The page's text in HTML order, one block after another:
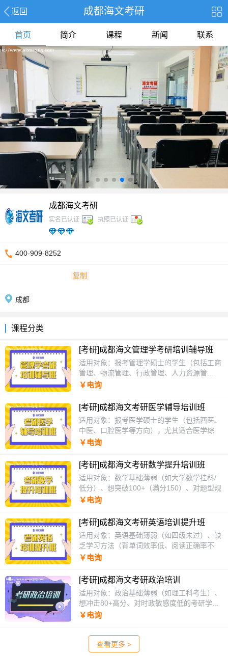
返回 成都海文考研
首页 简介 课程 新闻 联系
报名
成都海文考研
实名已认证 执照已认证
400-909-8252
复制
成都
课程分类
[考研]成都海文管理学考研培训辅导班
适用对象：报考管理学硕士的学生（包括工商
管理、物流管理、行政管理、人力资源管...
￥电询
[考研]成都海文考研医学辅导培训班
适用对象：报考医学硕士的学生（包括西医、
中医、口腔医学等方向），尤其适合医学综
合...
￥电询
[考研]成都海文考研数学提升培训班
适用对象：数学基础薄弱（如大学数学挂科/
低分）、想突破100+（满分150）、对题型规
律把...
￥电询
[考研]成都海文考研英语培训提升班
适用对象：英语基础薄弱（如四级未过）、缺
乏学习方法（背单词效率低、阅读正确率不
足...
￥电询
[考研]成都海文考研政治培训
适用对象：政治基础薄弱（如理工科考生）、
想冲击80+高分、对时政敏感度低的考研学...
￥电询
查看更多 >